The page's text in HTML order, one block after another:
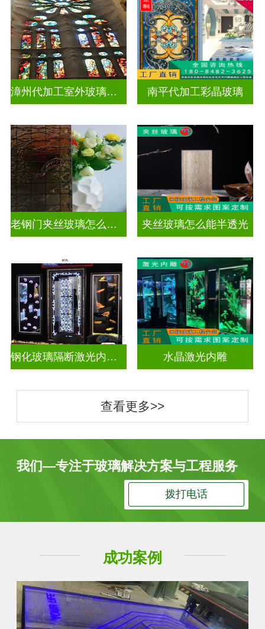
漳州代加工室外玻璃穹顶 南平代加工彩晶玻璃
老钢门夹丝玻璃怎么修复 夹丝玻璃怎么能半透光
钢化玻璃隔断激光内雕护栏玻璃 水晶激光内雕
查看更多>>
我们—专注于玻璃解决方案与工程服务
拨打电话
成功案例